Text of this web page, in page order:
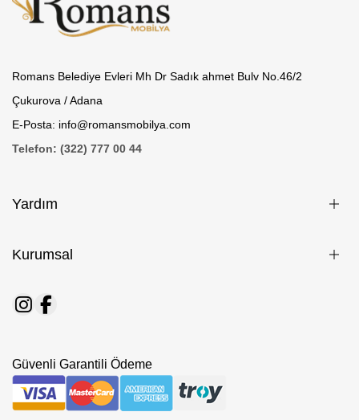
Romans Belediye Evleri Mh Dr Sadık ahmet Bulv No.46/2
Çukurova / Adana
E-Posta: info@romansmobilya.com
Telefon: (322) 777 00 44
Yardım
Kurumsal
Güvenli Garantili Ödeme